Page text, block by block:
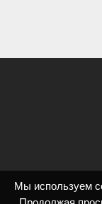
Мы используем